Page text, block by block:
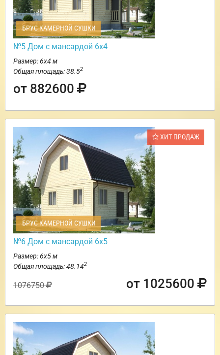
БРУС КАМЕРНОЙ СУШКИ
№5 Дом с мансардой 6х4
Размер: 6х4 м
Общая площадь: 38.52
от 882600
ХИТ ПРОДАЖ
БРУС КАМЕРНОЙ СУШКИ
№6 Дом с мансардой 6х5
Размер: 6х5 м
Общая площадь: 48.142
1076750 от 1025600